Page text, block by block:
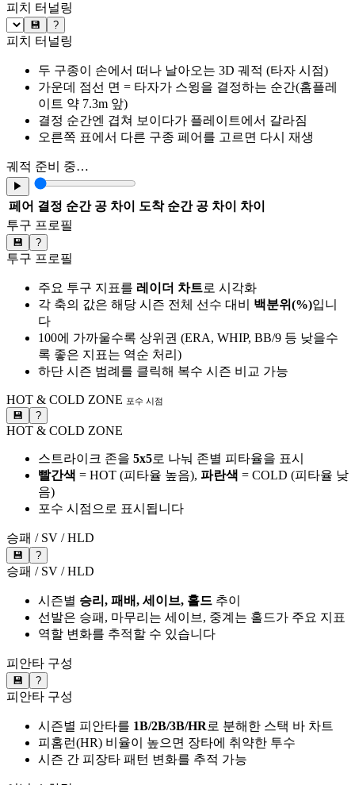
피치 터널링
💾 ?
피치 터널링
두 구종이 손에서 떠나 날아오는 3D 궤적 (타자 시점)
가운데 점선 면 = 타자가 스윙을 결정하는 순간(홈플레
이트 약 7.3m 앞)
결정 순간엔 겹쳐 보이다가 플레이트에서 갈라짐
오른쪽 표에서 다른 구종 페어를 고르면 다시 재생
궤적 준비 중…
▶
페어 결정 순간 공 차이 도착 순간 공 차이
차이
투구 프로필
💾 ?
투구 프로필
주요 투구 지표를 레이더 차트로 시각화
각 축의 값은 해당 시즌 전체 선수 대비 백분위(%)입니
다
100에 가까울수록 상위권 (ERA, WHIP, BB/9 등 낮을수
록 좋은 지표는 역순 처리)
하단 시즌 범례를 클릭해 복수 시즌 비교 가능
HOT & COLD ZONE 포수 시점
💾 ?
HOT & COLD ZONE
스트라이크 존을 5x5로 나눠 존별 피타율을 표시
빨간색 = HOT (피타율 높음), 파란색 = COLD (피타율 낮
음)
포수 시점으로 표시됩니다
승패 / SV / HLD
💾 ?
승패 / SV / HLD
시즌별 승리, 패배, 세이브, 홀드 추이
선발은 승패, 마무리는 세이브, 중계는 홀드가 주요 지표
역할 변화를 추적할 수 있습니다
피안타 구성
💾 ?
피안타 구성
시즌별 피안타를 1B/2B/3B/HR로 분해한 스택 바 차트
피홈런(HR) 비율이 높으면 장타에 취약한 투수
시즌 간 피장타 패턴 변화를 추적 가능